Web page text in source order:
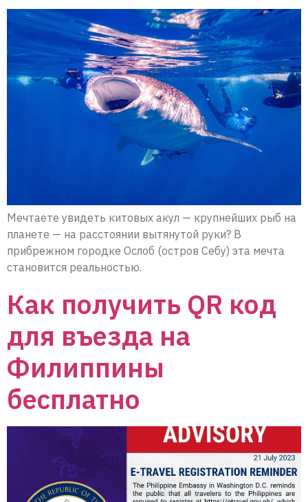
Мечтаете увидеть китовых акул — крупнейших рыб на
планете — на расстоянии вытянутой руки? В
прибрежном городке Ослоб (остров Себу) эта мечта
становится реальностью.
Как получить QR код
для въезда на
Филиппины
бесплатно